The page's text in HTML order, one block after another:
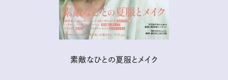
素敵なひとの夏服とメイク